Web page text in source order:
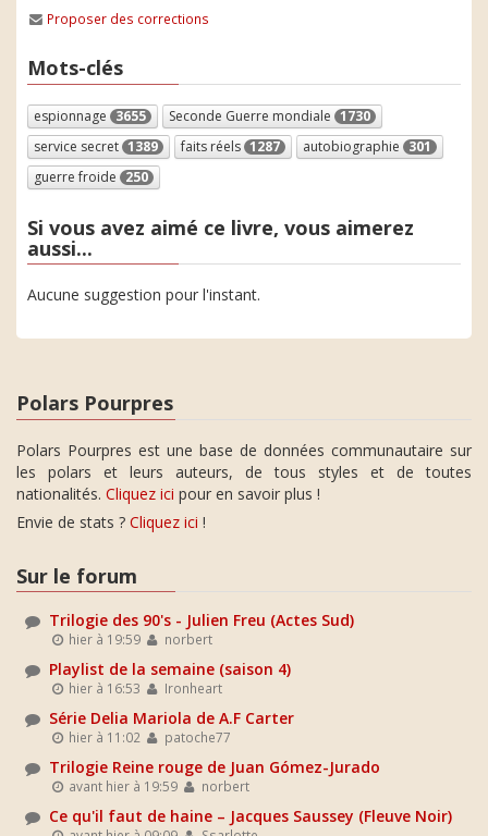
Proposer des corrections
Mots-clés
espionnage 3655 Seconde Guerre mondiale 1730
service secret 1389 faits réels 1287 autobiographie 301
guerre froide 250
Si vous avez aimé ce livre, vous aimerez
aussi...
Aucune suggestion pour l'instant.
Polars Pourpres
Polars Pourpres est une base de données communautaire sur
les polars et leurs auteurs, de tous styles et de toutes
nationalités. Cliquez ici pour en savoir plus !
Envie de stats ? Cliquez ici !
Sur le forum
Trilogie des 90's - Julien Freu (Actes Sud)
hier à 19:59 norbert
Playlist de la semaine (saison 4)
hier à 16:53 Ironheart
Série Delia Mariola de A.F Carter
hier à 11:02 patoche77
Trilogie Reine rouge de Juan Gómez-Jurado
avant hier à 19:59 norbert
Ce qu'il faut de haine – Jacques Saussey (Fleuve Noir)